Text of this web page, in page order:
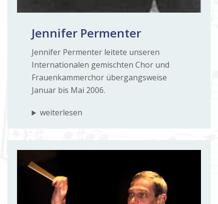
Jennifer Permenter
Jennifer Permenter leitete unseren
Internationalen gemischten Chor und
Frauenkammerchor übergangsweise
Januar bis Mai 2006.
weiterlesen